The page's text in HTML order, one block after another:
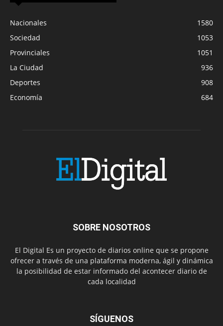
Nacionales
1580
Sociedad
1053
Provinciales
1051
La Ciudad
936
Deportes
908
Economía
684
SOBRE NOSOTROS
El Digital Es un proyecto de diarios online que se propone
ofrecer a través de una plataforma moderna, ágil y dinámica
la posibilidad de estar informado del acontecer diario de
cada localidad
SÍGUENOS